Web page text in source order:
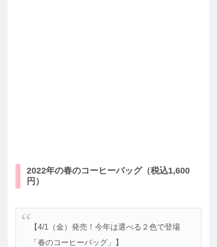
2022年の春のコーヒーバッグ（税込1,600
円）
【4/1（金）発売！今年は選べる２色で登場
「春のコーヒーバッグ」】